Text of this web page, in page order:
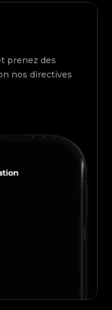
prenez des
nos directives